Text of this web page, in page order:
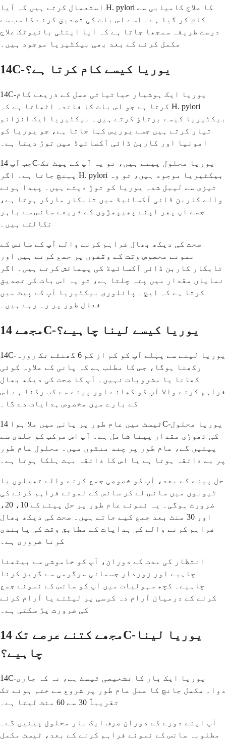
استعمال کرتے ہیں کہ آیا H. pylori کا علاج کامیابی سے
کام کر گیا ہے۔ اسے اس بات کی تصدیق کرنے کا سب سے
درست طریقہ سمجھا جاتا ہے کہ آیا اینٹی بائیوٹک علاج
مکمل کرنے کے بعد بھی بیکٹیریا موجود ہیں۔
14C-یوریا کیسے کام کرتا ہے؟
14C-یوریا ایک ہوشیار حیاتیاتی عمل کے ذریعے کام
کرتا ہے جو اس بات کا فائدہ اٹھاتا ہے کہ H. pylori
بیکٹیریا کیسے برتاؤ کرتے ہیں۔ بیکٹیریا ایک انزائم
تیار کرتے ہیں جسے یوریس کہا جاتا ہے، جو یوریا کو
امونیا اور کاربن ڈائی آکسائیڈ میں توڑ دیتا ہے۔
جب آپ 14C-یوریا محلول پیتے ہیں، تو یہ آپ کے پیٹ تک
پہنچ جاتا ہے۔ اگر H. pylori بیکٹیریا موجود ہیں، تو وہ
تیزی سے لیبل شدہ یوریا کو توڑ دیتے ہیں۔ پیدا ہونے
والے کاربن ڈائی آکسائیڈ میں تابکار مارکر ہوتا ہے،
جسے آپ پھر اپنے پھیپھڑوں کے ذریعے سانس سے باہر
نکالتے ہیں۔
صحت کی دیکھ بھال فراہم کرنے والے آپ کے سانس کے
نمونے مخصوص وقت کے وقفوں پر جمع کرتے ہیں اور
تابکار کاربن ڈائی آکسائیڈ کی پیمائش کرتے ہیں۔ اگر
نمایاں مقدار میں پتہ چلتا ہے، تو یہ اس بات کی تصدیق
کرتا ہے کہ ایچ۔ پائلوری بیکٹیریا آپ کے پیٹ میں
فعال طور پر رہ رہے ہیں۔
مجھے 14C-یوریا کیسے لینا چاہیے؟
14C-یوریا لینے سے پہلے آپ کو کم از کم 6 گھنٹے تک روزہ
رکھنا ہوگا، جس کا مطلب ہے کہ پانی کے علاوہ کوئی
کھانا یا مشروبات نہیں۔ آپ کا صحت کی دیکھ بھال
فراہم کرنے والا آپ کو کھانے اور پینے سے کب رکنا ہے اس
کے بارے میں مخصوص ہدایات دے گا۔
ٹیسٹ میں عام طور پر پانی میں ملا ہوا 14C-یوریا محلول
کی تھوڑی مقدار پینا شامل ہے۔ آپ اس مرکب کو جلدی سے
پیئیں گے، عام طور پر چند منٹوں میں۔ محلول عام طور
پر بے ذائقہ ہوتا ہے یا اس کا ذائقہ بہت ہلکا ہوتا ہے۔
حل پینے کے بعد، آپ کو خصوصی جمع کرنے والے تھیلوں یا
ٹیوبوں میں سانس لے کر سانس کے نمونے فراہم کرنے کی
ضرورت ہوگی۔ یہ نمونے عام طور پر حل پینے کے 10، 20،
اور 30 منٹ بعد جمع کیے جاتے ہیں۔ صحت کی دیکھ بھال
فراہم کرنے والے کی ہدایات کے مطابق وقت کی پابندی
کرنا ضروری ہے۔
انتظار کی مدت کے دوران، آپ کو خاموشی سے بیٹھنا
چاہیے اور زوردار جسمانی سرگرمی سے گریز کرنا
چاہیے۔ کچھ سہولیات میں آپ کو سانس کے نمونے جمع
کرنے کے درمیان آرام دہ کرسی پر لیٹنے یا آرام کرنے
کی ضرورت پڑ سکتی ہے۔
مجھے کتنے عرصے تک 14C-یوریا لینا
چاہیے؟
14C-یوریا ایک بار کا تشخیصی ٹیسٹ ہے، نہ کہ جاری
دوا۔ مکمل جانچ کا عمل عام طور پر شروع سے ختم ہونے تک
تقریباً 30 سے ​​60 منٹ لیتا ہے۔
آپ اپنے دورے کے دوران صرف ایک بار محلول پیئیں گے۔
مطلوبہ سانس کے نمونے فراہم کرنے کے بعد، ٹیسٹ مکمل